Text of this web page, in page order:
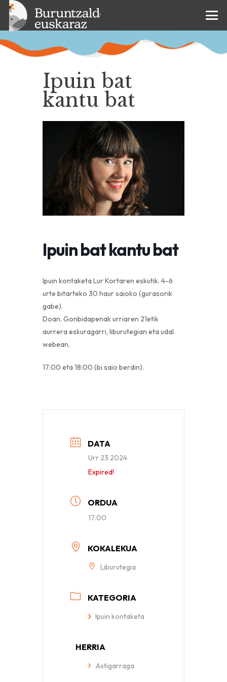
Ipuin bat
kantu bat
Ipuin bat kantu bat
Ipuin kontaketa Lur Kortaren eskutik. 4-6
urte bitarteko 30 haur saioko (gurasorik
gabe).
Doan. Gonbidapenak urriaren 21etik
aurrera eskuragarri, liburutegian eta udal
webean.
17:00 eta 18:00 (bi saio berdin).
DATA
Urr 23 2024
Expired!
ORDUA
17:00
KOKALEKUA
Liburutegia
KATEGORIA
Ipuin kontaketa
HERRIA
Astigarraga